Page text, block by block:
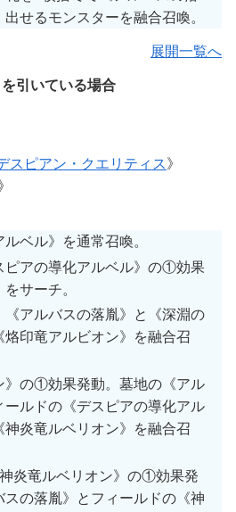
せるモンスターを融合召喚。
展開一覧へ
引いている場合
スピアン・クエリティス》
ルベル》を通常召喚。
ピアの導化アルベル》の①効果
サーチ。
《アルバスの落胤》と《深淵の
印竜アルビオン》を融合召
》の①効果発動。墓地の《アル
ールドの《デスピアの導化アル
炎竜ルベリオン》を融合召
炎竜ルベリオン》の①効果発
の落胤》とフィールドの《神